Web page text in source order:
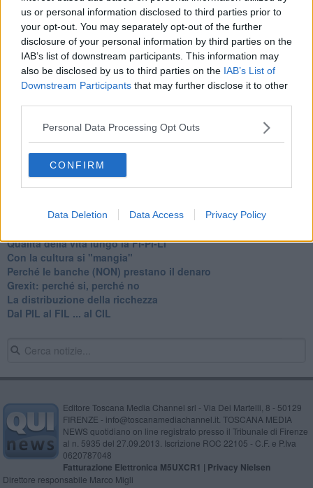
us or personal information disclosed to third parties prior to
your opt-out. You may separately opt-out of the further
disclosure of your personal information by third parties on the
IAB’s list of downstream participants. This information may
also be disclosed by us to third parties on the IAB’s List of
Downstream Participants that may further disclose it to other
Personal Data Processing Opt Outs
CONFIRM
Data Deletion Data Access Privacy Policy
Newsletter QUInews - ToscanaMedia. Arriva gratis tutti i giorni
alle 20:00 direttamente nella tua casella di posta.
Basta cliccare QUI
Ti potrebbe interessare anche:
"Il Pnrr può essere il nostro Piano Marshall"
Ricambio generazionale
Cosa c'entra la "Ferrari" ?
La trebbiatrice
Brexit: chi rischia di più?
Il risparmio tradito
Qualità della vita lungo la Fi-Pi-Li
​Con la cultura si "mangia"
​Perché le banche (NON) prestano il denaro
Grexit: perché si, perché no
La distribuzione della ricchezza
Dal PIL al FIL ... al CIL
Editore Toscana Media Channel srl - Via Dei Martelli, 8 - 50129
FIRENZE - info@toscanamediachannel.it. TOSCANA MEDIA
NEWS quotidiano on line registrato presso il Tribunale di Firenze
al n. 5935 del 27.09.2013. Iscrizione ROC 22105 - C.F. e P.Iva
0620787048
Fatturazione Elettronica M5UXCR1 | Privacy Nielsen
Direttore responsabile Marco Migli